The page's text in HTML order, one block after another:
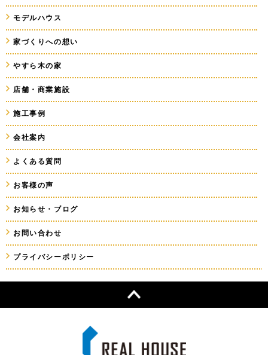
モデルハウス
家づくりへの想い
やすら木の家
店舗・商業施設
施工事例
会社案内
よくある質問
お客様の声
お知らせ・ブログ
お問い合わせ
プライバシーポリシー